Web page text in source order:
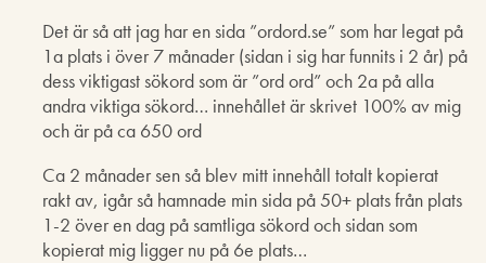
Det är så att jag har en sida ”ordord.se” som har legat på
1a plats i över 7 månader (sidan i sig har funnits i 2 år) på
dess viktigast sökord som är ”ord ord” och 2a på alla
andra viktiga sökord… innehållet är skrivet 100% av mig
och är på ca 650 ord
Ca 2 månader sen så blev mitt innehåll totalt kopierat
rakt av, igår så hamnade min sida på 50+ plats från plats
1-2 över en dag på samtliga sökord och sidan som
kopierat mig ligger nu på 6e plats…